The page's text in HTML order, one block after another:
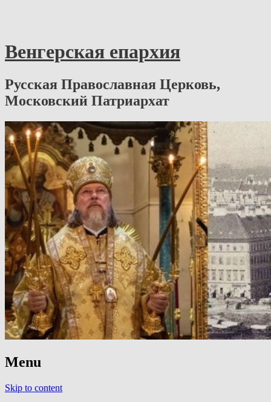
Венгерская епархия
Русская Православная Церковь,
Московский Патриархат
Menu
Skip to content